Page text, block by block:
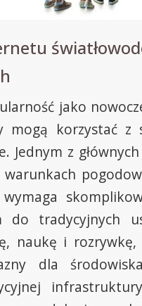
jako
mogą korzystać z
Jednym z
tradycyjnych
naukę i
dla